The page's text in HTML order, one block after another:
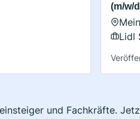
(m/w/
Lidl
und Fachkräfte.